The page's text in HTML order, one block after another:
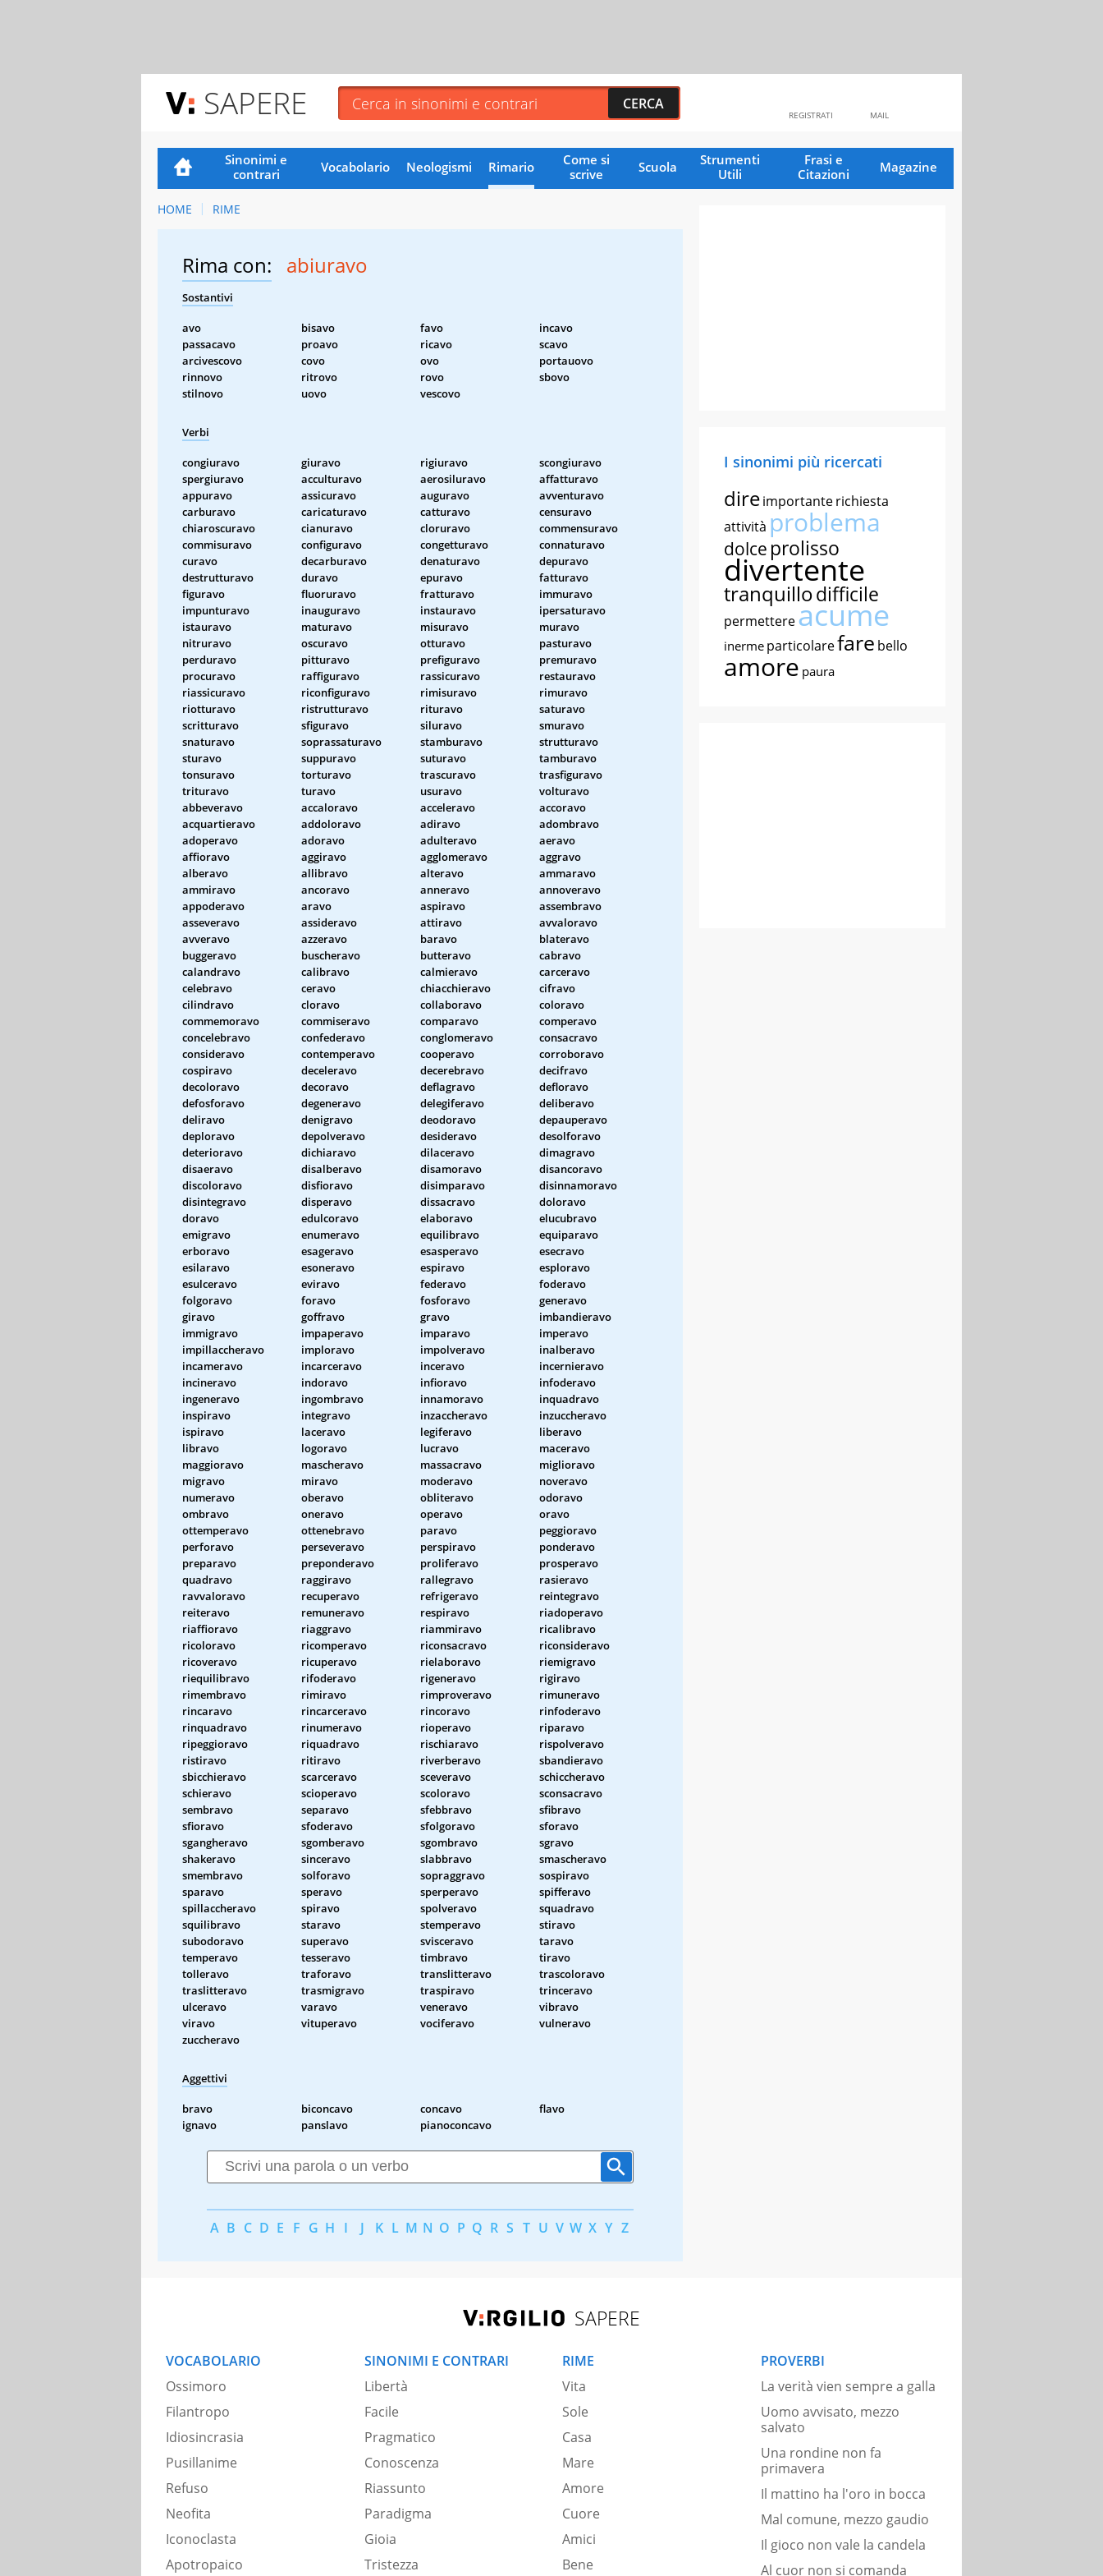
SAPERE MAIL
REGISTRATI
Sinonimi e
contrari
Vocabolario Neologismi Rimario
Come si
scrive
Scuola
Strumenti
Utili
Frasi e
Citazioni
Magazine
HOME RIME
Rima con: abiuravo
Sostantivi
avo bisavo favo
incavo
passacavo
proavo ricavo
scavo
arcivescovo
covo ovo
portauovo
rinnovo
ritrovo rovo
sbovo
stilnovo
uovo vescovo
Verbi
congiuravo giuravo rigiuravo
scongiuravo
spergiuravo
acculturavo aerosiluravo
affatturavo
appuravo
assicuravo auguravo
avventuravo
carburavo
caricaturavo catturavo
censuravo
chiaroscuravo
cianuravo cloruravo
commensuravo
commisuravo
configuravo congetturavo
connaturavo
curavo
decarburavo denaturavo
depuravo
destrutturavo
duravo epuravo
fatturavo
figuravo
fluoruravo fratturavo
immuravo
impunturavo
inauguravo instauravo
ipersaturavo
istauravo
maturavo misuravo
muravo
nitruravo
oscuravo otturavo
pasturavo
perduravo
pitturavo prefiguravo
premuravo
procuravo
raffiguravo rassicuravo
restauravo
riassicuravo
riconfiguravo rimisuravo
rimuravo
riotturavo
ristrutturavo rituravo
saturavo
scritturavo
sfiguravo siluravo
smuravo
snaturavo
soprassaturavo stamburavo
strutturavo
sturavo
suppuravo suturavo
tamburavo
tonsuravo
torturavo trascuravo
trasfiguravo
trituravo
turavo usuravo
volturavo
abbeveravo
accaloravo acceleravo
accoravo
acquartieravo
addoloravo adiravo
adombravo
adoperavo
adoravo adulteravo
aeravo
affioravo
aggiravo agglomeravo
aggravo
alberavo
allibravo alteravo
ammaravo
ammiravo
ancoravo anneravo
annoveravo
appoderavo
aravo aspiravo
assembravo
asseveravo
assideravo attiravo
avvaloravo
avveravo
azzeravo baravo
blateravo
buggeravo
buscheravo butteravo
cabravo
calandravo
calibravo calmieravo
carceravo
celebravo
ceravo chiacchieravo
cifravo
cilindravo
cloravo collaboravo
coloravo
commemoravo
commiseravo comparavo
comperavo
concelebravo
confederavo conglomeravo
consacravo
consideravo
contemperavo cooperavo
corroboravo
cospiravo
deceleravo decerebravo
decifravo
decoloravo
decoravo deflagravo
defloravo
defosforavo
degeneravo delegiferavo
deliberavo
deliravo
denigravo deodoravo
depauperavo
deploravo
depolveravo desideravo
desolforavo
deterioravo
dichiaravo dilaceravo
dimagravo
disaeravo
disalberavo disamoravo
disancoravo
discoloravo
disfioravo disimparavo
disinnamoravo
disintegravo
disperavo dissacravo
doloravo
doravo
edulcoravo elaboravo
elucubravo
emigravo
enumeravo equilibravo
equiparavo
erboravo
esageravo esasperavo
esecravo
esilaravo
esoneravo espiravo
esploravo
esulceravo
eviravo federavo
foderavo
folgoravo
foravo fosforavo
generavo
giravo
goffravo gravo
imbandieravo
immigravo
impaperavo imparavo
imperavo
impillaccheravo
imploravo impolveravo
inalberavo
incameravo
incarceravo inceravo
incernieravo
incineravo
indoravo infioravo
infoderavo
ingeneravo
ingombravo innamoravo
inquadravo
inspiravo
integravo inzaccheravo
inzuccheravo
ispiravo
laceravo legiferavo
liberavo
libravo
logoravo lucravo
maceravo
maggioravo
mascheravo massacravo
miglioravo
migravo
miravo moderavo
noveravo
numeravo
oberavo obliteravo
odoravo
ombravo
oneravo operavo
oravo
ottemperavo
ottenebravo paravo
peggioravo
perforavo
perseveravo perspiravo
ponderavo
preparavo
preponderavo proliferavo
prosperavo
quadravo
raggiravo rallegravo
rasieravo
ravvaloravo
recuperavo refrigeravo
reintegravo
reiteravo
remuneravo respiravo
riadoperavo
riaffioravo
riaggravo riammiravo
ricalibravo
ricoloravo
ricomperavo riconsacravo
riconsideravo
ricoveravo
ricuperavo rielaboravo
riemigravo
riequilibravo
rifoderavo rigeneravo
rigiravo
rimembravo
rimiravo rimproveravo
rimuneravo
rincaravo
rincarceravo rincoravo
rinfoderavo
rinquadravo
rinumeravo rioperavo
riparavo
ripeggioravo
riquadravo rischiaravo
rispolveravo
ristiravo
ritiravo riverberavo
sbandieravo
sbicchieravo
scarceravo sceveravo
schiccheravo
schieravo
scioperavo scoloravo
sconsacravo
sembravo
separavo sfebbravo
sfibravo
sfioravo
sfoderavo sfolgoravo
sforavo
sgangheravo
sgomberavo sgombravo
sgravo
shakeravo
sinceravo slabbravo
smascheravo
smembravo
solforavo sopraggravo
sospiravo
sparavo
speravo sperperavo
spifferavo
spillaccheravo
spiravo spolveravo
squadravo
squilibravo
staravo stemperavo
stiravo
subodoravo
superavo svisceravo
taravo
temperavo
tesseravo timbravo
tiravo
tolleravo
traforavo translitteravo
trascoloravo
traslitteravo
trasmigravo traspiravo
trinceravo
ulceravo
varavo veneravo
vibravo
viravo
vituperavo vociferavo
vulneravo
zuccheravo
Aggettivi
bravo biconcavo concavo
flavo
ignavo
panslavo pianoconcavo
A B C D E F G H I J K L M N O P Q R S T U V W X Y Z
I sinonimi più ricercati
direimportanterichiesta
attività problema
dolce prolisso
divertente
tranquillodifficile
permettereacume
inerme particolarefare bello
amore paura
SAPERE
VOCABOLARIO
Ossimoro
Filantropo
Idiosincrasia
Pusillanime
Refuso
Neofita
Iconoclasta
Apotropaico
SINONIMI E CONTRARI
Libertà
Facile
Pragmatico
Conoscenza
Riassunto
Paradigma
Gioia
Tristezza
RIME
Vita
Sole
Casa
Mare
Amore
Cuore
Amici
Bene
PROVERBI
La verità vien sempre a galla
Uomo avvisato, mezzo
salvato
Una rondine non fa
primavera
Il mattino ha l'oro in bocca
Mal comune, mezzo gaudio
Il gioco non vale la candela
Al cuor non si comanda